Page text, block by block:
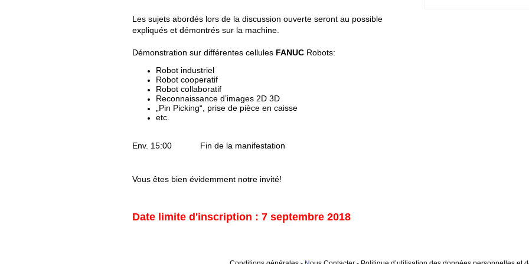
Les sujets abordés lors de la discussion ouverte seront au possible
expliqués et démontrés sur la machine.
Démonstration sur différentes cellules FANUC Robots:
Robot industriel
Robot cooperatif
Robot collaboratif
Reconnaissance d’images 2D 3D
„Pin Picking“, prise de pièce en caisse
etc.
Env. 15:00 Fin de la manifestation
Vous êtes bien évidemment notre invité!
Date limite d'inscription : 7 septembre 2018